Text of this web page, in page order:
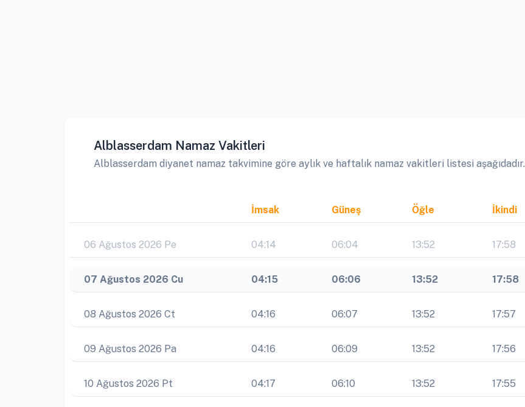
Alblasserdam Namaz Vakitleri
Alblasserdam diyanet namaz takvimine göre aylık ve haftalık namaz vakitleri listesi aşağıdadır.
İmsak Güneş Öğle İkindi
06 Ağustos 2026 Pe 04:14 06:04 13:52 17:58
07 Ağustos 2026 Cu 04:15 06:06 13:52 17:58
08 Ağustos 2026 Ct 04:16 06:07 13:52 17:57
09 Ağustos 2026 Pa 04:16 06:09 13:52 17:56
10 Ağustos 2026 Pt 04:17 06:10 13:52 17:55